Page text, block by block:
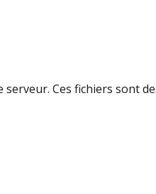
Ces fichiers sont